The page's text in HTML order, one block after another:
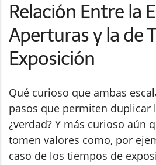
Relación Entre la
Aperturas y la de
Exposición
Qué curioso que ambas
pasos que permiten duplicar
¿verdad? Y más curioso aún
tomen valores como, por
caso de los tiempos de